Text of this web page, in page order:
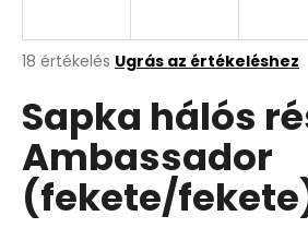
A
átlagos
értékelése
5-
ből
5,0
csillag.
18 értékelés Ugrás az értékeléshez
Sapka hálós
Ambassador
(fekete/
A
á
n
l
j
u